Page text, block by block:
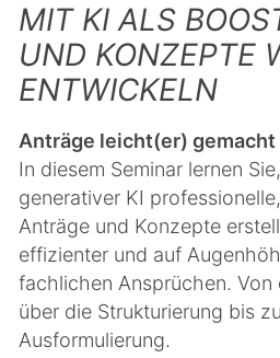
MIT KI ALS
UND KONZEPTE
ENTWICKELN
Anträge leicht(er) gemacht
In diesem Seminar lernen
generativer KI
Anträge und Konzepte
effizienter und auf
fachlichen Ansprüchen. Von
über die Strukturierung bis
Ausformulierung.